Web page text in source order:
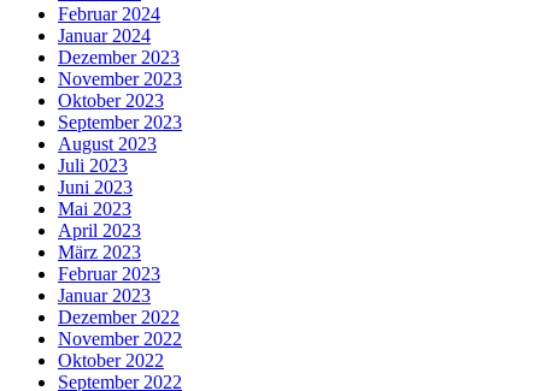
Februar 2024
Januar 2024
Dezember 2023
November 2023
Oktober 2023
September 2023
August 2023
Juli 2023
Juni 2023
Mai 2023
April 2023
März 2023
Februar 2023
Januar 2023
Dezember 2022
November 2022
Oktober 2022
September 2022